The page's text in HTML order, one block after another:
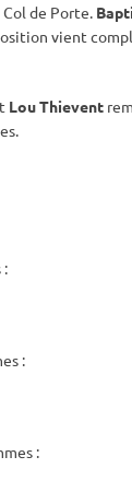
de Porte.
vient
Lou Thievent
:
:
: